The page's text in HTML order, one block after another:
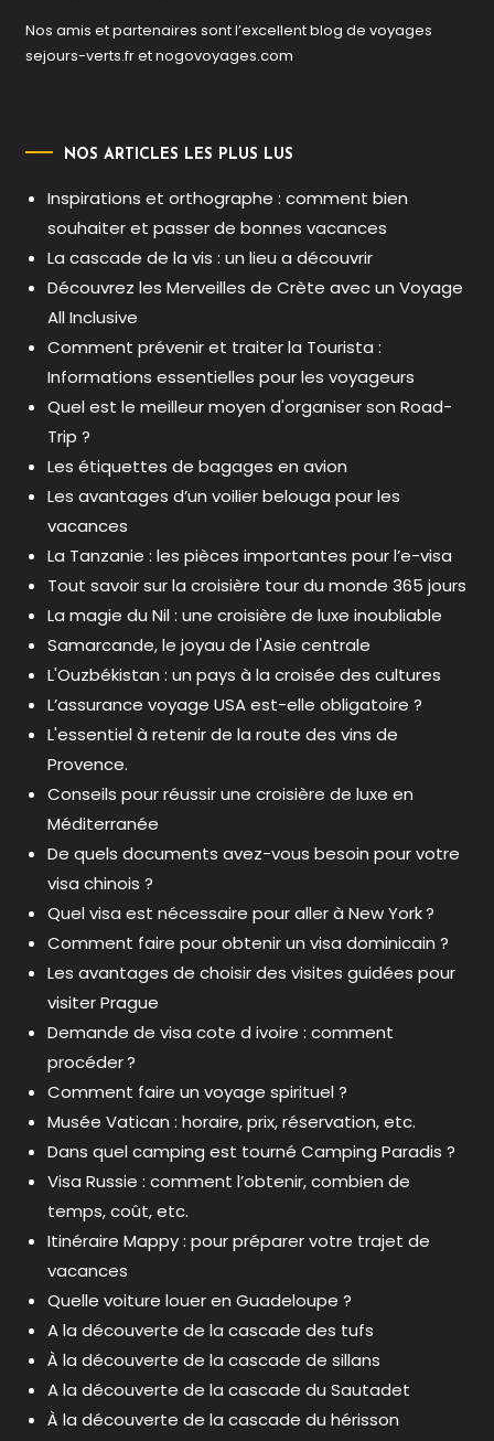
Nos amis et partenaires sont l’excellent blog de voyages
sejours-verts.fretnogovoyages.com
NOS ARTICLES LES PLUS LUS
Inspirations et orthographe : comment bien
souhaiter et passer de bonnes vacances
La cascade de la vis : un lieu a découvrir
Découvrez les Merveilles de Crète avec un Voyage
All Inclusive
Comment prévenir et traiter la Tourista :
Informations essentielles pour les voyageurs
Quel est le meilleur moyen d'organiser son Road-
Trip ?
Les étiquettes de bagages en avion
Les avantages d’un voilier belouga pour les
vacances
La Tanzanie : les pièces importantes pour l’e-visa
Tout savoir sur la croisière tour du monde 365 jours
La magie du Nil : une croisière de luxe inoubliable
Samarcande, le joyau de l'Asie centrale
L'Ouzbékistan : un pays à la croisée des cultures
L’assurance voyage USA est-elle obligatoire ?
L'essentiel à retenir de la route des vins de
Provence.
Conseils pour réussir une croisière de luxe en
Méditerranée
De quels documents avez-vous besoin pour votre
visa chinois ?
Quel visa est nécessaire pour aller à New York ?
Comment faire pour obtenir un visa dominicain ?
Les avantages de choisir des visites guidées pour
visiter Prague
Demande de visa cote d ivoire : comment
procéder ?
Comment faire un voyage spirituel ?
Musée Vatican : horaire, prix, réservation, etc.
Dans quel camping est tourné Camping Paradis ?
Visa Russie : comment l’obtenir, combien de
temps, coût, etc.
Itinéraire Mappy : pour préparer votre trajet de
vacances
Quelle voiture louer en Guadeloupe ?
A la découverte de la cascade des tufs
À la découverte de la cascade de sillans
A la découverte de la cascade du Sautadet
À la découverte de la cascade du hérisson